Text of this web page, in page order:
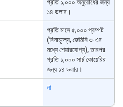
প্রতি ১,০০০ অনুরোধের জন্য
১৪ ডলার।
প্রতি মাসে ৫,০০০ প্রম্পট
(বিনামূল্যে, জেমিনি ৩-এর
মধ্যে শেয়ারযোগ্য), তারপর
প্রতি ১,০০০ সার্চ কোয়েরির
জন্য ১৪ ডলার।
না